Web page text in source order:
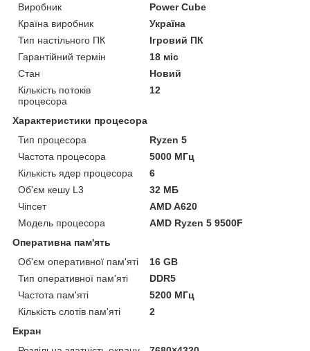
Виробник
Power Cube
Країна виробник
Україна
Тип настільного ПК
Ігровий ПК
Гарантійний термін
18 міс
Стан
Новий
Кількість потоків
процесора
12
Характеристики процесора
Тип процесора
Ryzen 5
Частота процесора
5000 МГц
Кількість ядер процесора
6
Об'єм кешу L3
32 МБ
Чіпсет
AMD A620
Модель процесора
AMD Ryzen 5 9500F
Оперативна пам'ять
Об'єм оперативної пам'яті
16 GB
Тип оперативної пам'яті
DDR5
Частота пам'яті
5200 МГц
Кількість слотів пам'яті
2
Екран